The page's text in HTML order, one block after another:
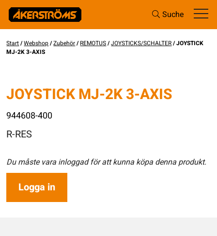
Suche
Start/Webshop/Zubehör/REMOTUS/JOYSTICKS/SCHALTER/ JOYSTICK
MJ-2K 3-AXIS
JOYSTICK MJ-2K 3-AXIS
944608-400
R-RES
Du måste vara inloggad för att kunna köpa denna produkt.
Logga in